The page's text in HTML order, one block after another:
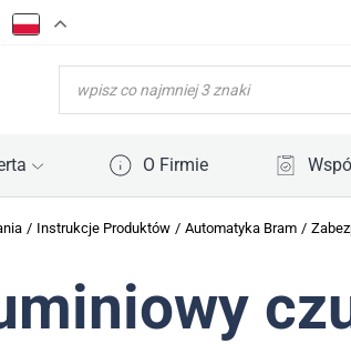
WYSZUKIWARKA
PRODUKTÓW
O Firmie
/ Instrukcje Produktów / Automatyka Bram /